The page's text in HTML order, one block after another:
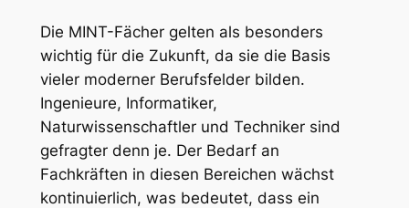
Die MINT-Fächer gelten als besonders
wichtig für die Zukunft, da sie die Basis
vieler moderner Berufsfelder bilden.
Ingenieure, Informatiker,
Naturwissenschaftler und Techniker sind
gefragter denn je. Der Bedarf an
Fachkräften in diesen Bereichen wächst
kontinuierlich, was bedeutet, dass ein